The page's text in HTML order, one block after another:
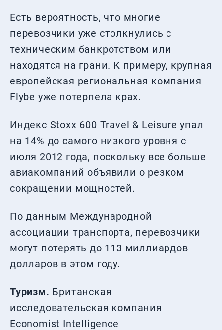
Есть вероятность, что многие
перевозчики уже столкнулись с
техническим банкротством или
находятся на грани. К примеру, крупная
европейская региональная компания
Flybe уже потерпела крах.
Индекс Stoxx 600 Travel & Leisure упал
на 14% до самого низкого уровня с
июля 2012 года, поскольку все больше
авиакомпаний объявили о резком
сокращении мощностей.
По данным Международной
ассоциации транспорта, перевозчики
могут потерять до 113 миллиардов
долларов в этом году.
Туризм. Британская
исследовательская компания
Economist Intelligence